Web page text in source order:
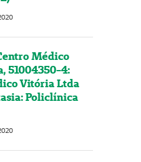
Médico
51004350-4:
Vitória Ltda
Policlínica